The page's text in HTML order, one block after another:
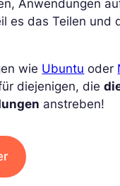
Anwendungen
es das Teilen und
wie Ubuntu oder
diejenigen, die
anstreben!